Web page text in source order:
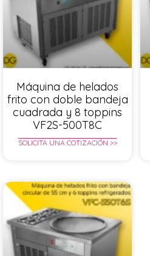
Máquina de helados
frito con doble bandeja
cuadrada y 8 toppins
VF2S-500T8C
SOLICITA UNA COTIZACIÓN >>